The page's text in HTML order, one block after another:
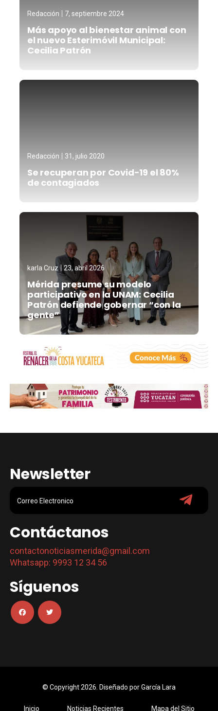
Redacción 7, septiembre 2024
Más apoyo al bienestar animal con
el nuevo Esterimóvil Municipal:
Cecilia Patrón
Redacción 31, julio 2020
Se recuperan por Covid-19 el 80%
de contagiados
karla Cruz 23, abril 2026
Mérida presume su modelo
participativo en la UNAM: Cecilia
Patrón defiende gobernar “con la
gente”
Newsletter
Contáctanos
contactonoticiasmerida@gmail.com
Whatsapp: 9993 12 34 56
Síguenos
© Copyright 2026. Diseñado porGarcía Lara
Inicio Noticias Recientes Mapa del Sitio